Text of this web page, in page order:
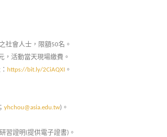
社會人士，限額50名。
，活動當天現場繳費。
https://bit.ly/2CiAQXI 。
； yhchou@asia.edu.tw) 。
習證明(提供電子證書) 。